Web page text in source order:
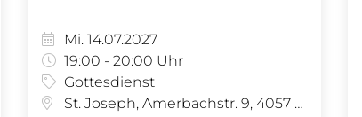
Mi. 14.07.2027
19:00 - 20:00 Uhr
Gottesdienst
St. Joseph, Amerbachstr. 9, 4057 Basel